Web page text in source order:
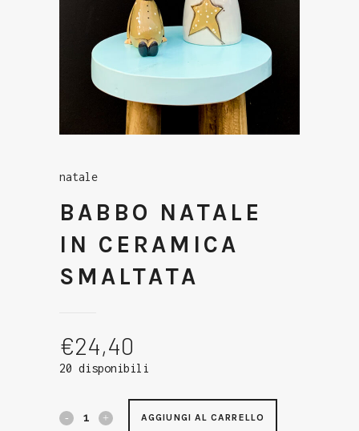
natale
BABBO NATALE
IN CERAMICA
SMALTATA
€24,40
20 disponibili
AGGIUNGI AL CARRELLO